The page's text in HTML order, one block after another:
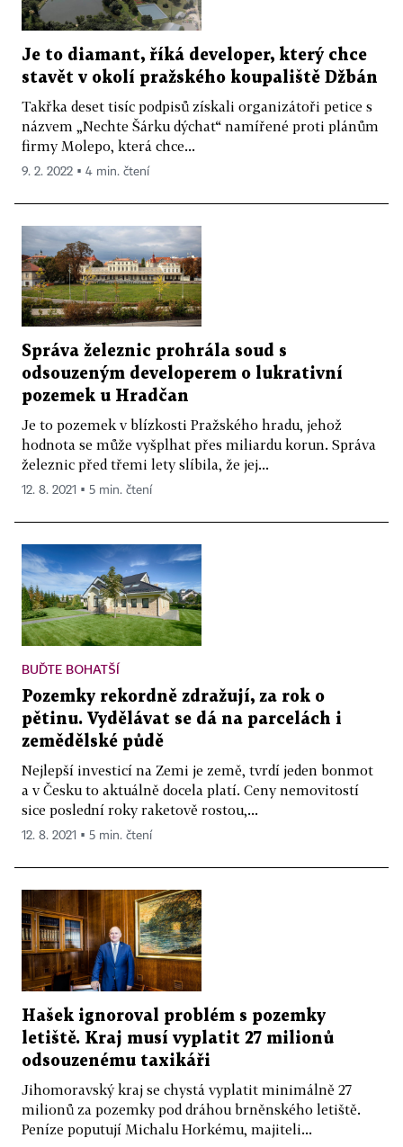
Je to diamant, říká developer, který chce
stavět v okolí pražského koupaliště Džbán
Takřka deset tisíc podpisů získali organizátoři petice s
názvem „Nechte Šárku dýchat“ namířené proti plánům
firmy Molepo, která chce...
9. 2. 2022 ▪ 4 min. čtení
Správa železnic prohrála soud s
odsouzeným developerem o lukrativní
pozemek u Hradčan
Je to pozemek v blízkosti Pražského hradu, jehož
hodnota se může vyšplhat přes miliardu korun. Správa
železnic před třemi lety slíbila, že jej...
12. 8. 2021 ▪ 5 min. čtení
BUĎTE BOHATŠÍ
Pozemky rekordně zdražují, za rok o
pětinu. Vydělávat se dá na parcelách i
zemědělské půdě
Nejlepší investicí na Zemi je země, tvrdí jeden bonmot
a v Česku to aktuálně docela platí. Ceny nemovitostí
sice poslední roky raketově rostou,...
12. 8. 2021 ▪ 5 min. čtení
Hašek ignoroval problém s pozemky
letiště. Kraj musí vyplatit 27 milionů
odsouzenému taxikáři
Jihomoravský kraj se chystá vyplatit minimálně 27
milionů za pozemky pod dráhou brněnského letiště.
Peníze poputují Michalu Horkému, majiteli...